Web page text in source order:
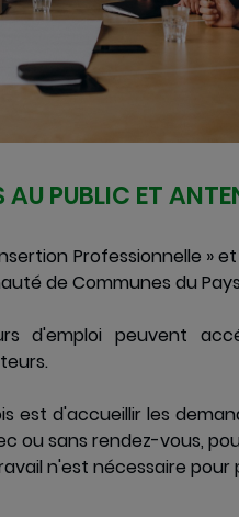
PUBLIC ET
Professionnelle »
de Communes du
d'emploi peuvent
est d'accueillir les
ou sans rendez-vous,
n'est nécessaire